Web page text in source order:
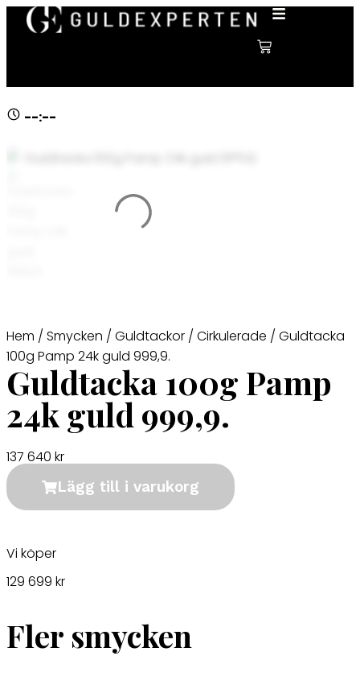
--:--
Hem / Smycken / Guldtackor / Cirkulerade / Guldtacka
100g Pamp 24k guld 999,9.
Guldtacka 100g Pamp
24k guld 999,9.
137 640 kr
Lägg till i varukorg
Vi köper
129 699 kr
Fler smycken